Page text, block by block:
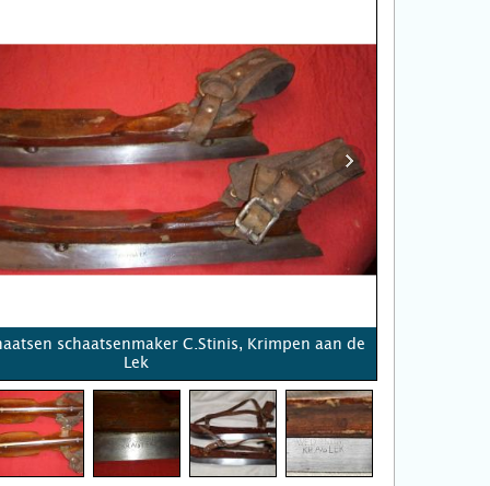
schaatsenmaker C.Stinis, Krimpen aan de
Lek